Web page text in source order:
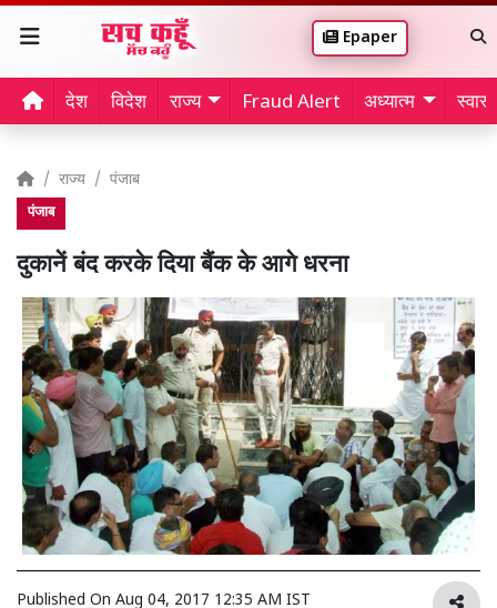
Epaper
देश विदेश राज्य Fraud Alert अध्यात्म
राज्य पंजाब
पंजाब
दुकानें बंद करके दिया बैंक के आगे धरना
Published On Aug 04, 2017 12:35 AM IST